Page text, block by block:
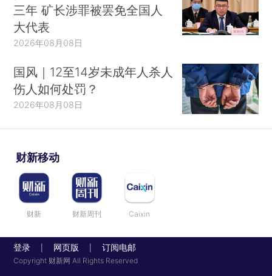
三年 矿长涉罪被罢免全国人
大代表
2026年08月08日
国风｜12至14岁未成年人杀人
伤人如何处罚？
2026年08月08日
财新移动
财新 财新周刊 Caixin
登录 网页版 订阅电邮
Copyright 财新网 All Rights Reserved